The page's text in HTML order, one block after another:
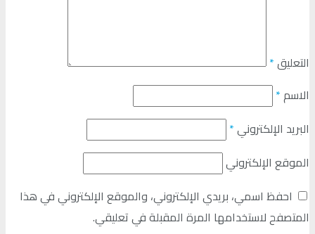
التعليق*
الاسم*
البريد الإلكتروني*
الموقع الإلكتروني
احفظ اسمي، بريدي الإلكتروني، والموقع الإلكتروني في هذا
المتصفح لاستخدامها المرة المقبلة في تعليقي.